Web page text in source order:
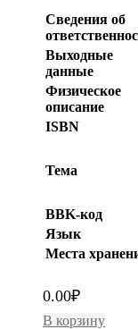
Сведения об
Выходные
данные
Физическое
описание
ISBN
Тема
BBK-код
Язык
Места
0.00₽
В корзину